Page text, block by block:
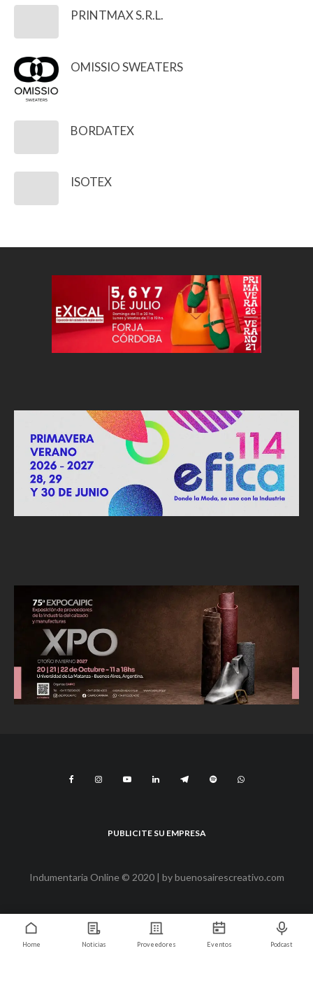
PRINTMAX S.R.L.
OMISSIO SWEATERS
BORDATEX
ISOTEX
PUBLICITE SU EMPRESA
Indumentaria Online © 2020 | bybuenosairescreativo.com
Home Noticias Proveedores Eventos Podcast